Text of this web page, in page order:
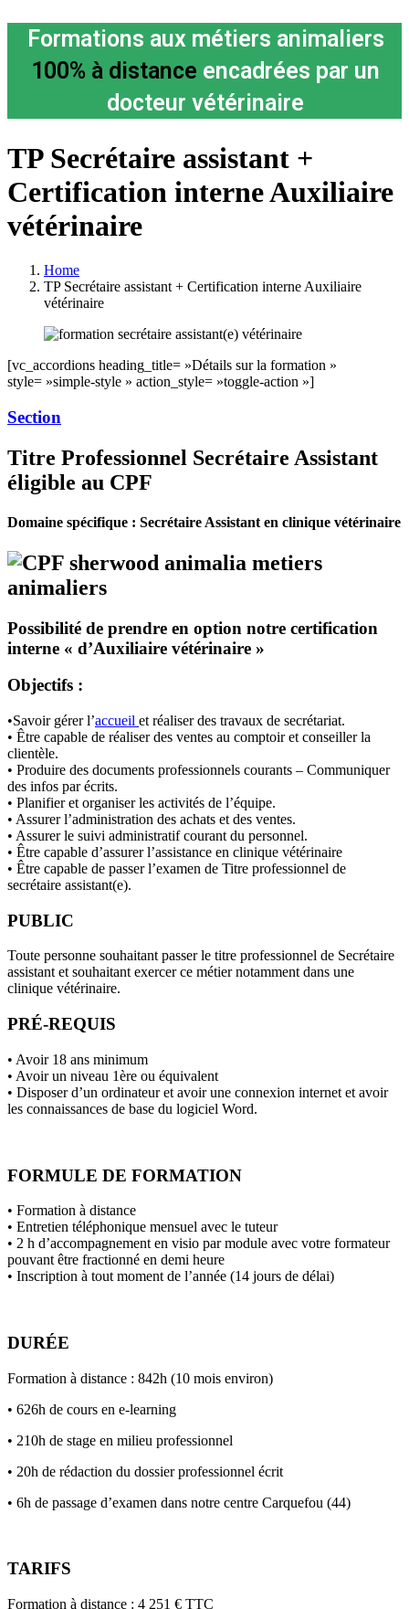
Formations aux métiers animaliers
100% à distance encadrées par un
docteur vétérinaire
TP Secrétaire assistant +
Certification interne Auxiliaire
vétérinaire
Home
TP Secrétaire assistant + Certification interne Auxiliaire
vétérinaire
[vc_accordions heading_title= »Détails sur la formation »
style= »simple-style » action_style= »toggle-action »]
Section
Titre Professionnel Secrétaire Assistant
éligible au CPF
Domaine spécifique : Secrétaire Assistant en clinique vétérinaire
Possibilité de prendre en option notre certification
interne « d’Auxiliaire vétérinaire »
Objectifs :
•Savoir gérer l’accueil et réaliser des travaux de secrétariat.
• Être capable de réaliser des ventes au comptoir et conseiller la
clientèle.
• Produire des documents professionnels courants – Communiquer
des infos par écrits.
• Planifier et organiser les activités de l’équipe.
• Assurer l’administration des achats et des ventes.
• Assurer le suivi administratif courant du personnel.
• Être capable d’assurer l’assistance en clinique vétérinaire
• Être capable de passer l’examen de Titre professionnel de
secrétaire assistant(e).
PUBLIC
Toute personne souhaitant passer le titre professionnel de Secrétaire
assistant et souhaitant exercer ce métier notamment dans une
clinique vétérinaire.
PRÉ-REQUIS
• Avoir 18 ans minimum
• Avoir un niveau 1ère ou équivalent
• Disposer d’un ordinateur et avoir une connexion internet et avoir
les connaissances de base du logiciel Word.
FORMULE DE FORMATION
• Formation à distance
• Entretien téléphonique mensuel avec le tuteur
• 2 h d’accompagnement en visio par module avec votre formateur
pouvant être fractionné en demi heure
• Inscription à tout moment de l’année (14 jours de délai)
DURÉE
Formation à distance : 842h (10 mois environ)
• 626h de cours en e-learning
• 210h de stage en milieu professionnel
• 20h de rédaction du dossier professionnel écrit
• 6h de passage d’examen dans notre centre Carquefou (44)
TARIFS
Formation à distance : 4 251 € TTC